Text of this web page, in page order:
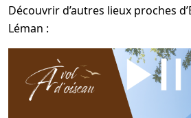
Découvrir d’autres lieux proches
Léman :